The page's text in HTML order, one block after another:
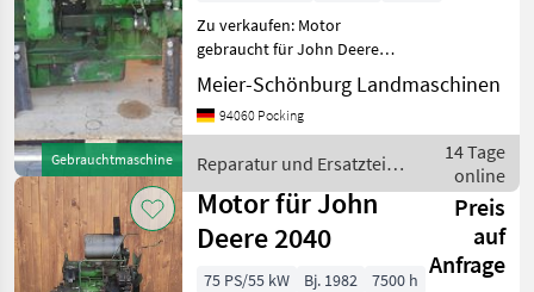
Gebrauchtmaschine
Zu verkaufen: Motor
gebraucht für John Deere
7800 Wir sind Händler,
Reparaturwerkstatt speziell
für JohnDeere Traktoren an
Tausende n
Meier-Schönburg Landmaschinen
94060 Pocking
Reparatur und Ersatzteile
/ John Deere
14 Tage
online
Motor für John
Deere 2040
Preis
auf
Anfrage
75 PS/55 kW Bj. 1982
7500 h